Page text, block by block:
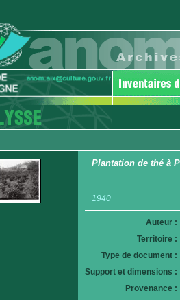
Plantation de thé à
1940
Auteur :
Territoire :
Type de document :
Support et dimensions :
Provenance :